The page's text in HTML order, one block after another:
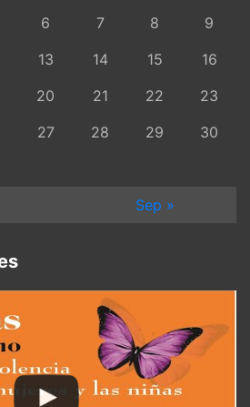
6 7 8
9
13 14 15
16
20 21 22
23
27 28 29
30
Sep »